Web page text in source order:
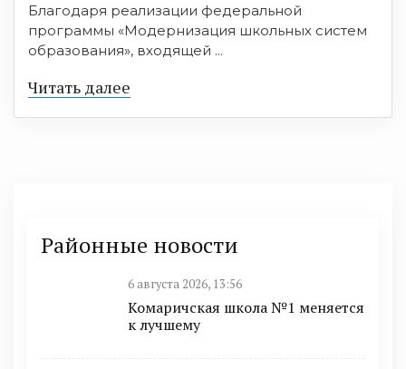
Благодаря реализации федеральной
программы «Модернизация школьных систем
образования», входящей ...
Читать далее
Районные новости
6 августа 2026, 13:56
Комаричская школа №1 меняется
к лучшему